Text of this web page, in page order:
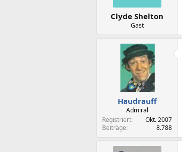
Clyde Shelton
Gast
Haudrauff
Admiral
Registriert
Okt. 2007
Beiträge
8.788